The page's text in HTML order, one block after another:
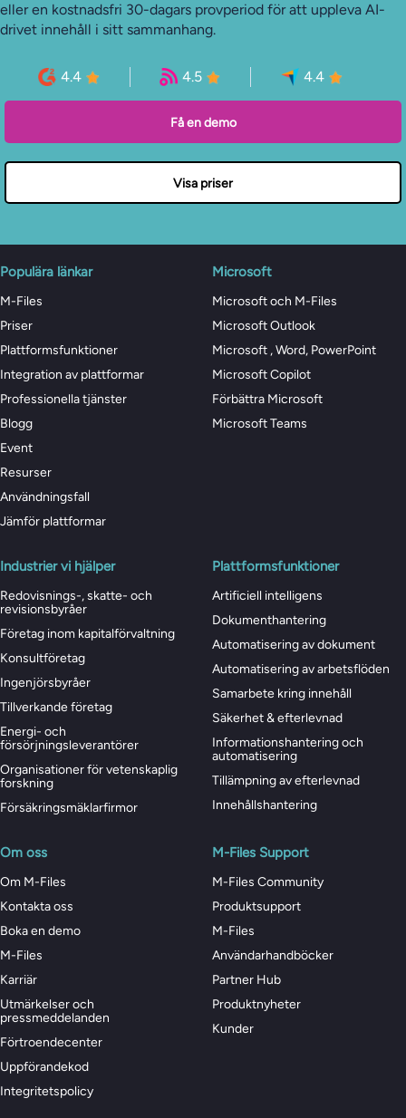
eller en kostnadsfri 30-dagars provperiod för att uppleva AI-
drivet innehåll i sitt sammanhang.
4.4 4.5 4.4
Få en demo
Visa priser
Populära länkar
M-Files
Priser
Plattformsfunktioner
Integration av plattformar
Professionella tjänster
Blogg
Event
Resurser
Användningsfall
Jämför plattformar
Microsoft
Microsoft och M-Files
Microsoft Outlook
Microsoft , Word, PowerPoint
Microsoft Copilot
Förbättra Microsoft
Microsoft Teams
Industrier vi hjälper
Redovisnings-, skatte- och
revisionsbyråer
Företag inom kapitalförvaltning
Konsultföretag
Ingenjörsbyråer
Tillverkande företag
Energi- och
försörjningsleverantörer
Organisationer för vetenskaplig
forskning
Försäkringsmäklarfirmor
Plattformsfunktioner
Artificiell intelligens
Dokumenthantering
Automatisering av dokument
Automatisering av arbetsflöden
Samarbete kring innehåll
Säkerhet & efterlevnad
Informationshantering och
automatisering
Tillämpning av efterlevnad
Innehållshantering
Om oss
Om M-Files
Kontakta oss
Boka en demo
M-Files
Karriär
Utmärkelser och
pressmeddelanden
Förtroendecenter
Uppförandekod
Integritetspolicy
M-Files Support
M-Files Community
Produktsupport
M-Files
Användarhandböcker
Partner Hub
Produktnyheter
Kunder